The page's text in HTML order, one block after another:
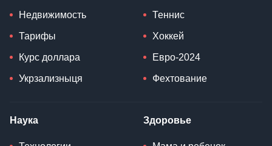
Недвижимость
Тарифы
Курс доллара
Укрзализныця
Теннис
Хоккей
Евро-2024
Фехтование
Наука Здоровье